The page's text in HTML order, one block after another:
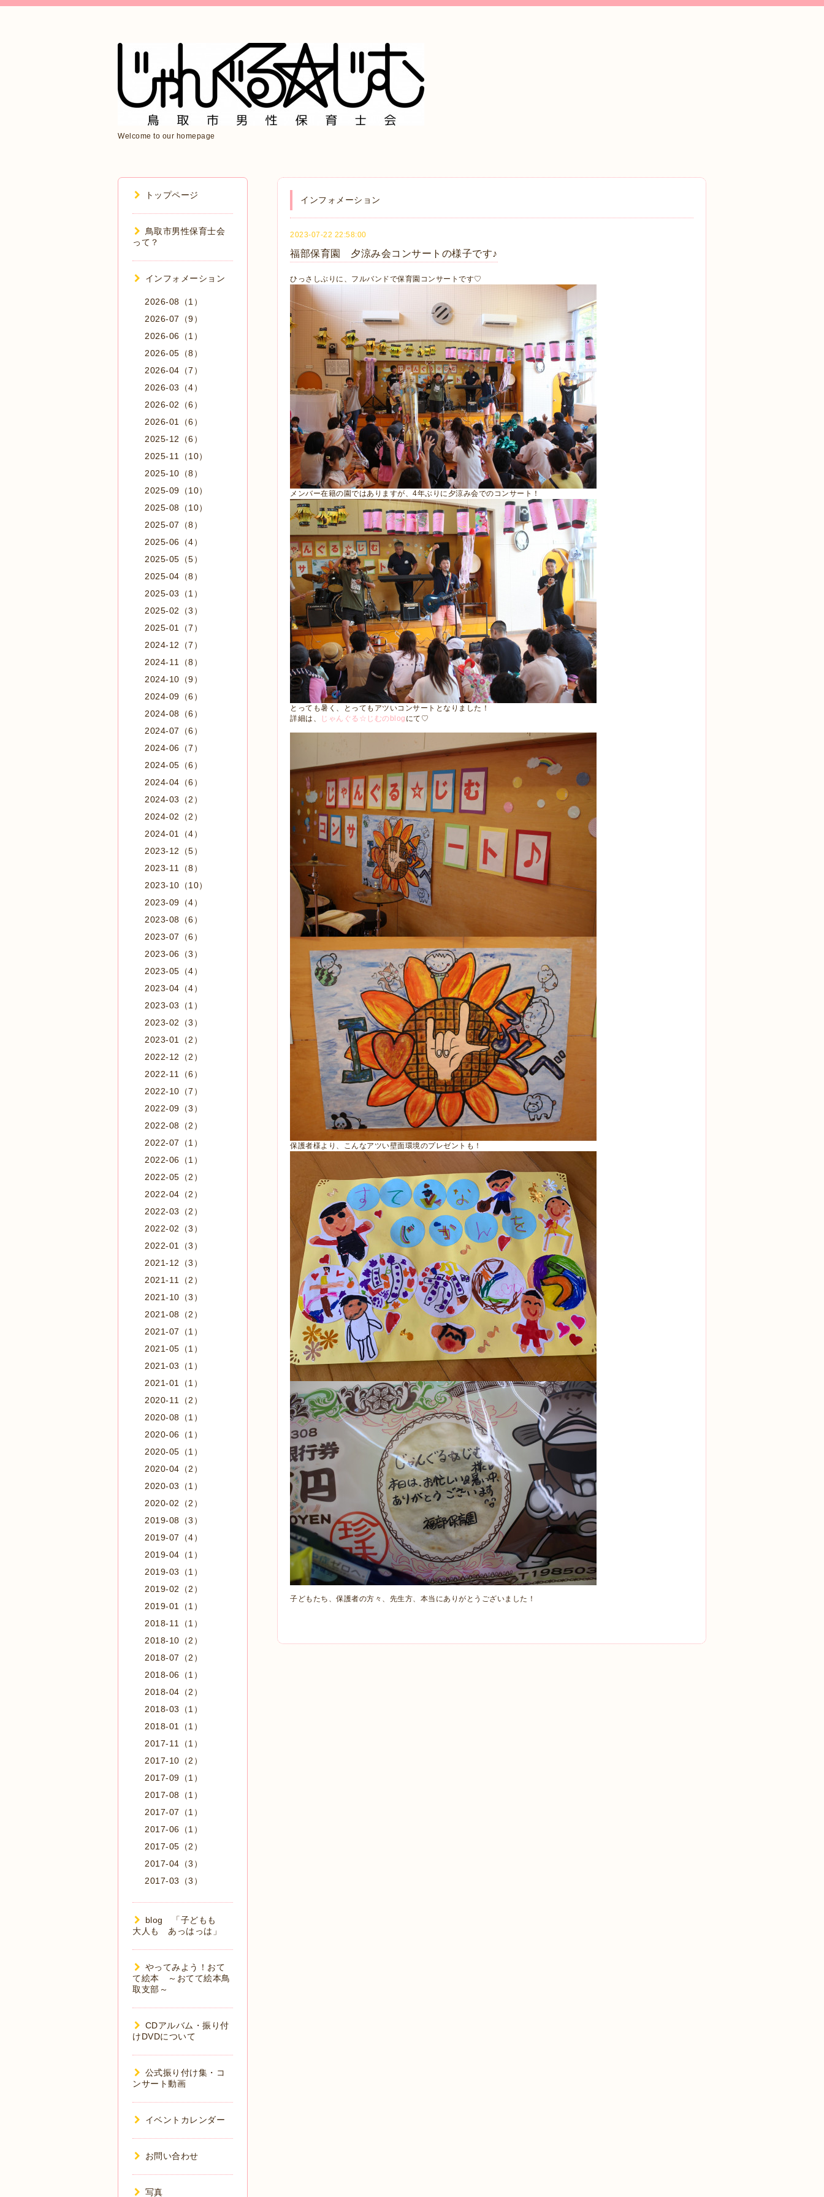
Welcome to our homepage
インフォメーション
2023-07-22 22:58:00
福部保育園 夕涼み会コンサートの様子です♪
ひっさしぶりに、フルバンドで保育園コンサートです♡
メンバー在籍の園ではありますが、4年ぶりに夕涼み会でのコンサート！
とっても暑く、とってもアツいコンサートとなりました！
詳細は、
じゃんぐる☆じむのblog にて♡
保護者様より、こんなアツい壁面環境のプレゼントも！
子どもたち、保護者の方々、先生方、本当にありがとうございました！
トップページ
鳥取市男性保育士会
って？
インフォメーション
2026-08（1）
2026-07（9）
2026-06（1）
2026-05（8）
2026-04（7）
2026-03（4）
2026-02（6）
2026-01（6）
2025-12（6）
2025-11（10）
2025-10（8）
2025-09（10）
2025-08（10）
2025-07（8）
2025-06（4）
2025-05（5）
2025-04（8）
2025-03（1）
2025-02（3）
2025-01（7）
2024-12（7）
2024-11（8）
2024-10（9）
2024-09（6）
2024-08（6）
2024-07（6）
2024-06（7）
2024-05（6）
2024-04（6）
2024-03（2）
2024-02（2）
2024-01（4）
2023-12（5）
2023-11（8）
2023-10（10）
2023-09（4）
2023-08（6）
2023-07（6）
2023-06（3）
2023-05（4）
2023-04（4）
2023-03（1）
2023-02（3）
2023-01（2）
2022-12（2）
2022-11（6）
2022-10（7）
2022-09（3）
2022-08（2）
2022-07（1）
2022-06（1）
2022-05（2）
2022-04（2）
2022-03（2）
2022-02（3）
2022-01（3）
2021-12（3）
2021-11（2）
2021-10（3）
2021-08（2）
2021-07（1）
2021-05（1）
2021-03（1）
2021-01（1）
2020-11（2）
2020-08（1）
2020-06（1）
2020-05（1）
2020-04（2）
2020-03（1）
2020-02（2）
2019-08（3）
2019-07（4）
2019-04（1）
2019-03（1）
2019-02（2）
2019-01（1）
2018-11（1）
2018-10（2）
2018-07（2）
2018-06（1）
2018-04（2）
2018-03（1）
2018-01（1）
2017-11（1）
2017-10（2）
2017-09（1）
2017-08（1）
2017-07（1）
2017-06（1）
2017-05（2）
2017-04（3）
2017-03（3）
blog 「子どもも
大人も あっはっは」
やってみよう！おて
て絵本 ～おてて絵本鳥
取支部～
CDアルバム・振り付
けDVDについて
公式振り付け集・コ
ンサート動画
イベントカレンダー
お問い合わせ
写真